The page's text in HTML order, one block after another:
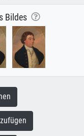
Bildes